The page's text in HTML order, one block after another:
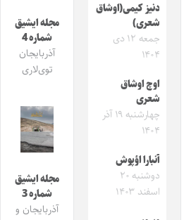
دنیز کیمی(اوشاق
شعری)
جمعه ۱۲ دی
۱۴۰۴
اوچ اوشاق
شعری
چهارشنبه ۱۹ آذر
۱۴۰۴
آنبارا اؤپوش
دوشنبه ۲۰
اسفند ۱۴۰۳
مجله ایشیق
شماره 4
آذربایجان
توی‌لاری
مجله ایشیق
شماره 3
آذربایجان و